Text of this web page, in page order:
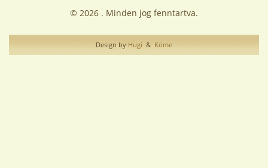
© 2026 . Minden jog fenntartva.
Design by Hugi & Köme